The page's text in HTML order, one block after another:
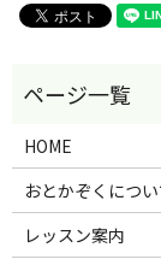
HOME
おとかぞくについ
レッスン案内